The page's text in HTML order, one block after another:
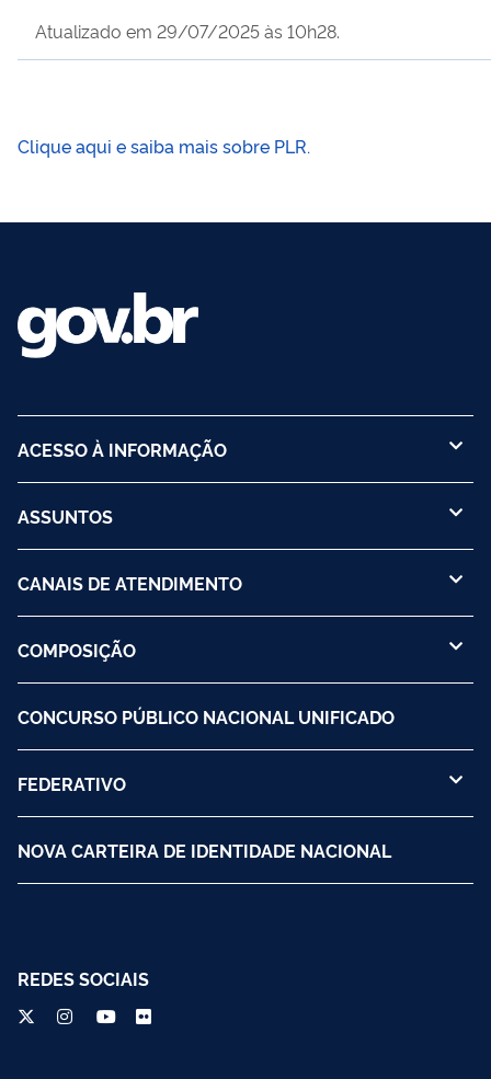
Atualizado em 29/07/2025 às 10h28.
Clique aqui e saiba mais sobre PLR.
ACESSO À INFORMAÇÃO
ASSUNTOS
CANAIS DE ATENDIMENTO
COMPOSIÇÃO
CONCURSO PÚBLICO NACIONAL UNIFICADO
FEDERATIVO
NOVA CARTEIRA DE IDENTIDADE NACIONAL
REDES SOCIAIS